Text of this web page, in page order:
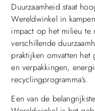
Duurzaamheid staat
Wereldwinkel in
impact op het milieu te
verschillende
praktijken omvatten het
en verpakkingen,
recyclingprogramma’s.
Een van de